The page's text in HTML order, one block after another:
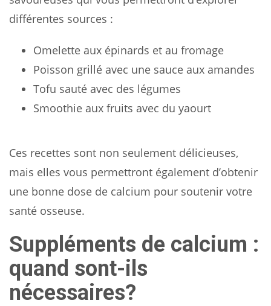
différentes sources :
Omelette aux épinards et au fromage
Poisson grillé avec une sauce aux amandes
Tofu sauté avec des légumes
Smoothie aux fruits avec du yaourt
Ces recettes sont non seulement délicieuses,
mais elles vous permettront également d’obtenir
une bonne dose de calcium pour soutenir votre
santé osseuse.
Suppléments de calcium :
quand sont-ils
nécessaires?